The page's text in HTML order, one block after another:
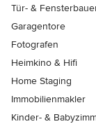
Tür- &
Garagentore
Fotografen
Heimkino & Hifi
Home Staging
Immobilienmakler
Kinder- &